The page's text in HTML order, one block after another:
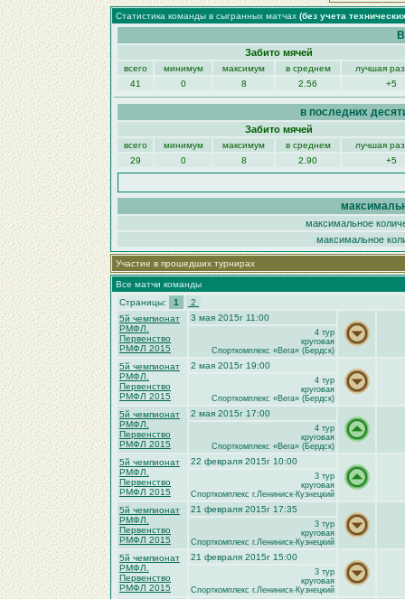
Статистика команды в сыгранных матчах (без учета
Забито мячей
всего минимум максимум в среднем
лучшая
41
0 8 2.56 +5
в последних
Забито мячей
всего минимум максимум в среднем
лучшая
29
0 8 2.90 +5
максимальное
максимальное
Участие в прошедших турнирах
Все матчи команды
Страницы:
1
2
5й чемпионат
РМФЛ.
Первенство
РМФЛ 2015
3 мая 2015г 11:00
4 тур
круговая
Спорткомплекс «Вега» (Бердск)
5й чемпионат
РМФЛ.
Первенство
РМФЛ 2015
2 мая 2015г 19:00
4 тур
круговая
Спорткомплекс «Вега» (Бердск)
5й чемпионат
РМФЛ.
Первенство
РМФЛ 2015
2 мая 2015г 17:00
4 тур
круговая
Спорткомплекс «Вега» (Бердск)
5й чемпионат
РМФЛ.
Первенство
РМФЛ 2015
22 февраля 2015г 10:00
3 тур
круговая
Спорткомплекс г.Лениниск-Кузнецкий
5й чемпионат
РМФЛ.
Первенство
РМФЛ 2015
21 февраля 2015г 17:35
3 тур
круговая
Спорткомплекс г.Лениниск-Кузнецкий
5й чемпионат
РМФЛ.
Первенство
РМФЛ 2015
21 февраля 2015г 15:00
3 тур
круговая
Спорткомплекс г.Лениниск-Кузнецкий